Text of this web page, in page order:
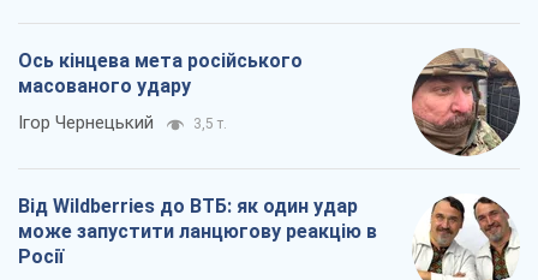
Ось кінцева мета російського
масованого удару
Ігор Чернецький 3,5 т.
Від Wildberries до ВТБ: як один удар
може запустити ланцюгову реакцію в
Росії